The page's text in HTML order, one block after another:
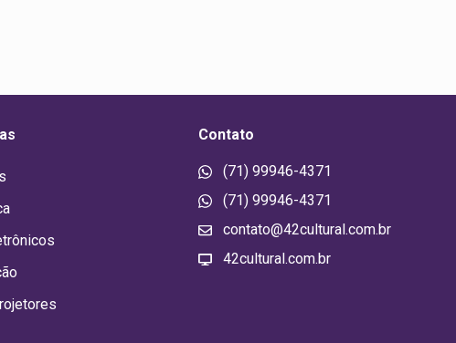
Contato
(71) 99946-4371
(71) 99946-4371
contato@42cultural.com.br
42cultural.com.br